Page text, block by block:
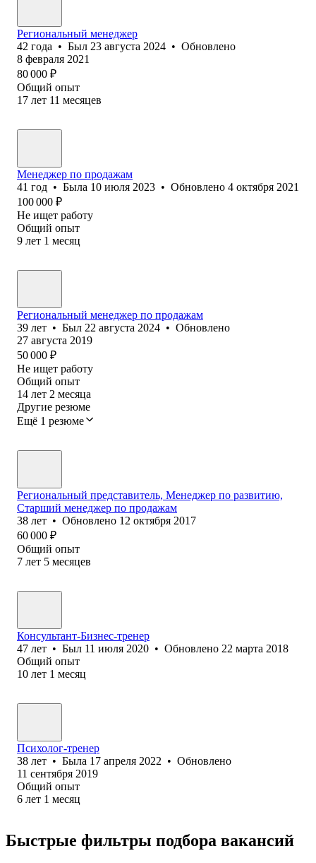
Региональный менеджер
42 года • Был 23 августа 2024 • Обновлено
8 февраля 2021
80 000 ₽
Общий опыт
17 лет 11 месяцев
Менеджер по продажам
41 год • Была 10 июля 2023 • Обновлено 4 октября 2021
100 000 ₽
Не ищет работу
Общий опыт
9 лет 1 месяц
Региональный менеджер по продажам
39 лет • Был 22 августа 2024 • Обновлено
27 августа 2019
50 000 ₽
Не ищет работу
Общий опыт
14 лет 2 месяца
Другие резюме
Ещё 1 резюме
Региональный представитель, Менеджер по развитию,
Старший менеджер по продажам
38 лет • Обновлено 12 октября 2017
60 000 ₽
Общий опыт
7 лет 5 месяцев
Консультант-Бизнес-тренер
47 лет • Был 11 июля 2020 • Обновлено 22 марта 2018
Общий опыт
10 лет 1 месяц
Психолог-тренер
38 лет • Была 17 апреля 2022 • Обновлено
11 сентября 2019
Общий опыт
6 лет 1 месяц
Быстрые фильтры подбора вакансий